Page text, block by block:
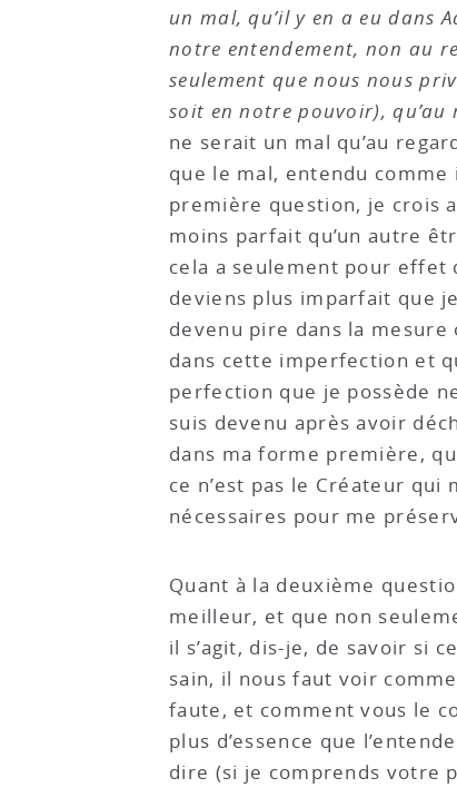
un mal, qu’il y en a eu dans
notre entendement, non au
seulement que nous nous
soit en notre pouvoir), qu’au
ne serait un mal qu’au
que le mal, entendu
première question, je crois
moins parfait qu’un autre
cela a seulement pour effet
deviens plus imparfait que
devenu pire dans la
dans cette imperfection et
perfection que je possède
suis devenu après avoir
dans ma forme première,
ce n’est pas le Créateur qui
nécessaires pour me
Quant à la deuxième
meilleur, et que non
il s’agit, dis-je, de savoir si
sain, il nous faut voir
faute, et comment vous le
plus d’essence que
dire (si je comprends votre